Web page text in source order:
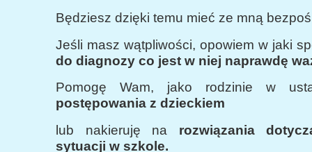
Będziesz dzięki temu mieć ze mną
Jeśli masz wątpliwości, opowiem w jaki
do diagnozy co jest w niej naprawdę
Pomogę Wam, jako rodzinie w
postępowania z dzieckiem
lub nakieruję na rozwiązania
sytuacji w szkole.